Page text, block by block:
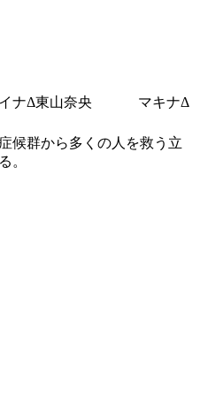
イナΔ東山奈央 マキナΔ
候群から多くの人を救う立
。